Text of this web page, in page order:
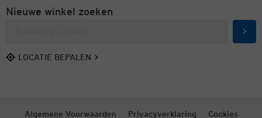
Nieuwe winkel zoeken
LOCATIE BEPALEN
Algemene Voorwaarden Privacyverklaring Cookies